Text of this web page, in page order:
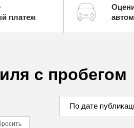
платеж
с пробегом
По дате